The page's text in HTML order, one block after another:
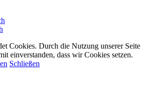
Cookies. Durch die Nutzung unserer Seite
einverstanden, dass wir Cookies setzen.
Schließen